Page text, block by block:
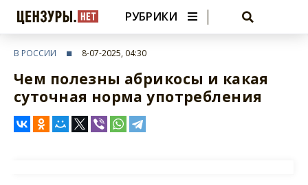
РУБРИКИ
В РОССИИ 8-07-2025, 04:30
Чем полезны абрикосы и какая
суточная норма употребления